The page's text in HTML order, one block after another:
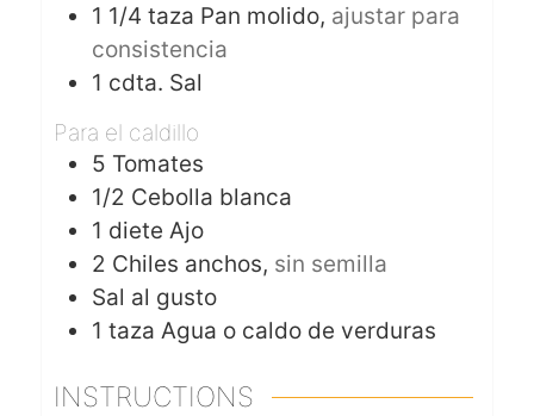
1 1/4 taza Pan molido, ajustar para
consistencia
1 cdta. Sal
Para el caldillo
5 Tomates
1/2 Cebolla blanca
1 diete Ajo
2 Chiles anchos, sin semilla
Sal al gusto
1 taza Agua o caldo de verduras
INSTRUCTIONS